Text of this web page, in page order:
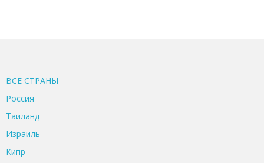
ВСЕ CТРАНЫ
Россия
Таиланд
Израиль
Кипр